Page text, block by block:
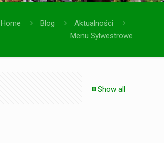
Home Blog
Aktualności
Menu Sylwestrowe
Show all